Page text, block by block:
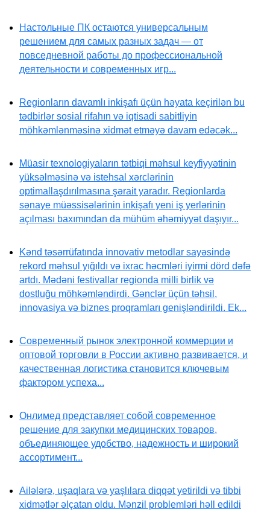
Настольные ПК остаются универсальным
решением для самых разных задач — от
повседневной работы до профессиональной
деятельности и современных игр...
Regionların davamlı inkişafı üçün həyata keçirilən bu
tədbirlər sosial rifahın və iqtisadi sabitliyin
möhkəmlənməsinə xidmət etməyə davam edəcək...
Müasir texnologiyaların tətbiqi məhsul keyfiyyətinin
yüksəlməsinə və istehsal xərclərinin
optimallaşdırılmasına şərait yaradır. Regionlarda
sənaye müəssisələrinin inkişafı yeni iş yerlərinin
açılması baxımından da mühüm əhəmiyyət daşıyır...
Kənd təsərrüfatında innovativ metodlar sayəsində
rekord məhsul yığıldı və ixrac həcmləri iyirmi dörd dəfə
artdı. Mədəni festivallar regionda milli birlik və
dostluğu möhkəmləndirdi. Gənclər üçün təhsil,
innovasiya və biznes proqramları genişləndirildi. Ek...
Современный рынок электронной коммерции и
оптовой торговли в России активно развивается, и
качественная логистика становится ключевым
фактором успеха...
Онлимед представляет собой современное
решение для закупки медицинских товаров,
объединяющее удобство, надежность и широкий
ассортимент...
Ailələrə, uşaqlara və yaşlılara diqqət yetirildi və tibbi
xidmətlər əlçatan oldu. Mənzil problemləri həll edildi